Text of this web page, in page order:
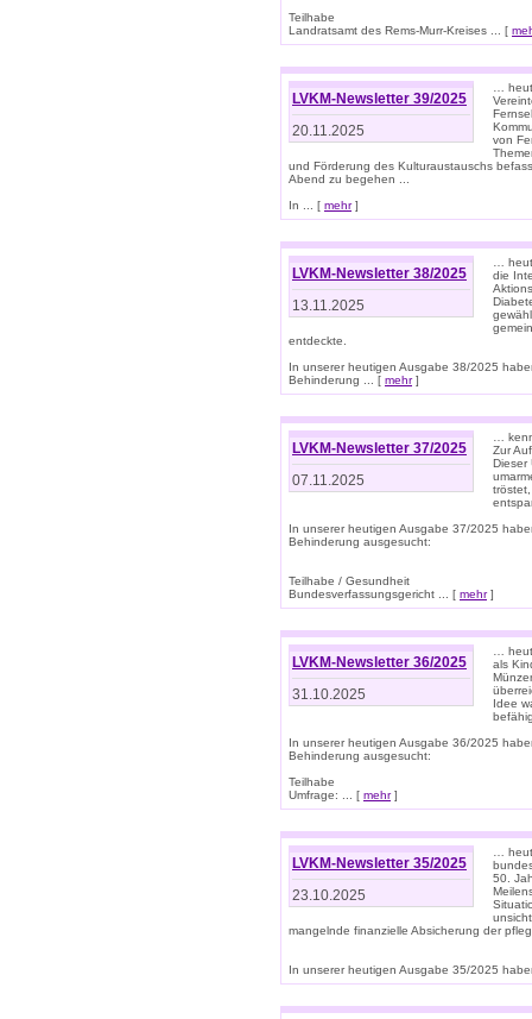
Teilhabe
Landratsamt des Rems-Murr-Kreises ... [
LVKM-Newsletter 39/2025
20.11.2025
…
von
und Förderung des Kulturaustauschs
Abend zu begehen ...
In ... [ mehr]
LVKM-Newsletter 38/2025
13.11.2025
…
die
entdeckte.
In unserer heutigen Ausgabe 38/2025
Behinderung ... [ mehr]
LVKM-Newsletter 37/2025
07.11.2025
…
Zur
Dieser
In unserer heutigen Ausgabe 37/2025
Behinderung ausgesucht:
Teilhabe / Gesundheit
Bundesverfassungsgericht ... [ mehr]
LVKM-Newsletter 36/2025
31.10.2025
…
als
Idee
In unserer heutigen Ausgabe 36/2025
Behinderung ausgesucht:
Teilhabe
Umfrage: ... [ mehr]
LVKM-Newsletter 35/2025
23.10.2025
…
50.
mangelnde finanzielle Absicherung der
In unserer heutigen Ausgabe 35/2025